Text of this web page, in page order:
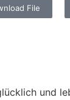
File
und